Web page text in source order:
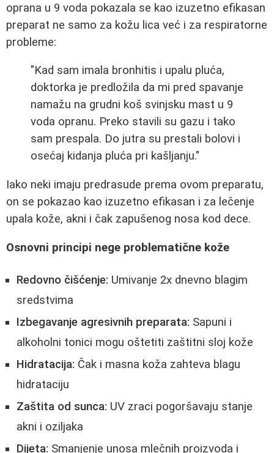
oprana u 9 voda pokazala se kao izuzetno efikasan
preparat ne samo za kožu lica već i za respiratorne
probleme:
"Kad sam imala bronhitis i upalu pluća,
doktorka je predložila da mi pred spavanje
namažu na grudni koš svinjsku mast u 9
voda opranu. Preko stavili su gazu i tako
sam prespala. Do jutra su prestali bolovi i
osećaj kidanja pluća pri kašljanju."
Iako neki imaju predrasude prema ovom preparatu,
on se pokazao kao izuzetno efikasan i za lečenje
upala kože, akni i čak zapušenog nosa kod dece.
Osnovni principi nege problematične kože
Redovno čišćenje: Umivanje 2x dnevno blagim
sredstvima
Izbegavanje agresivnih preparata: Sapuni i
alkoholni tonici mogu oštetiti zaštitni sloj kože
Hidratacija: Čak i masna koža zahteva blagu
hidrataciju
Zaštita od sunca: UV zraci pogoršavaju stanje
akni i oziljaka
Dijeta: Smanjenje unosa mlečnih proizvoda i